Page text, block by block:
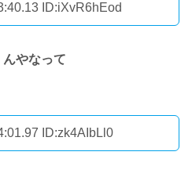
ID:iXvR6hEod
やなって
ID:zk4AIbLl0